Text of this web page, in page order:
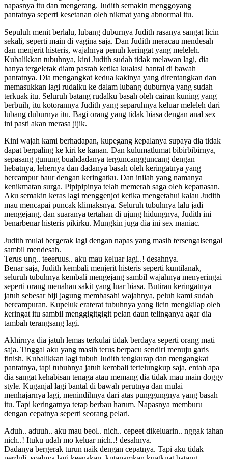
napasnya itu dan mengerang. Judith semakin menggoyang
pantatnya seperti kesetanan oleh nikmat yang abnormal itu.
Sepuluh menit berlalu, lubang duburnya Judith rasanya sangat licin
sekali, seperti main di vagina saja. Dan Judith meracau mendesah
dan menjerit histeris, wajahnya penuh keringat yang meleleh.
Kubalikkan tubuhnya, kini Judith sudah tidak melawan lagi, dia
hanya tergeletak diam pasrah ketika kualasi bantal di bawah
pantatnya. Dia mengangkat kedua kakinya yang direntangkan dan
memasukkan lagi rudalku ke dalam lubang duburnya yang sudah
terkuak itu. Seluruh batang rudalku basah oleh cairan kuning yang
berbuih, itu kotorannya Judith yang separuhnya keluar meleleh dari
lubang duburnya itu. Bagi orang yang tidak biasa dengan anal sex
ini pasti akan merasa jijik.
Kini wajah kami berhadapan, kupegang kepalanya supaya dia tidak
dapat berpaling ke kiri ke kanan. Dan kulumatlumat bibirbibirnya,
sepasang gunung buahdadanya terguncangguncang dengan
hebatnya, lehernya dan dadanya basah oleh keringatnya yang
bercampur baur dengan keringatku. Dan inilah yang namanya
kenikmatan surga. Pipipipinya telah memerah saga oleh kepanasan.
Aku semakin keras lagi menggenjot ketika mengetahui kalau Judith
mau mencapai puncak klimaksnya. Seluruh tubuhnya lalu jadi
mengejang, dan suaranya tertahan di ujung hidungnya, Judith ini
benarbenar histeris pikirku. Mungkin juga dia ini sex maniac.
Judith mulai bergerak lagi dengan napas yang masih tersengalsengal
sambil mendesah.
Terus ung.. teeeruus.. aku mau keluar lagi..! desahnya.
Benar saja, Judith kembali menjerit histeris seperti kuntilanak,
seluruh tubuhnya kembali mengejang sambil wajahnya menyeringai
seperti orang menahan sakit yang luar biasa. Butiran keringatnya
jatuh sebesar biji jagung membasahi wajahnya, peluh kami sudah
bercampuran. Kupeluk eraterat tubuhnya yang licin mengkilap oleh
keringat itu sambil menggigitgigit pelan daun telinganya agar dia
tambah terangsang lagi.
Akhirnya dia jatuh lemas terkulai tidak berdaya seperti orang mati
saja. Tinggal aku yang masih terus berpacu sendiri menuju garis
finish. Kubalikkan lagi tubuh Judith tengkurap dan mengangkat
pantatnya, tapi tubuhnya jatuh kembali tertelungkup saja, entah apa
dia sangat kehabisan tenaga atau memang dia tidak mau main doggy
style. Kuganjal lagi bantal di bawah perutnya dan mulai
menhajarnya lagi, menindihnya dari atas punggungnya yang basah
itu. Tapi keringatnya tetap berbau harum. Napasnya memburu
dengan cepatnya seperti seorang pelari.
Aduh.. aduuh.. aku mau beol.. nich.. cepeet dikeluarin.. nggak tahan
nich..! Ituku udah mo keluar nich..! desahnya.
Dadanya bergerak turun naik dengan cepatnya. Tapi aku tidak